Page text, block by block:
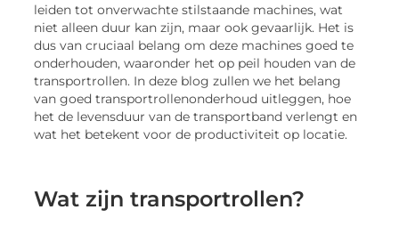
leiden tot onverwachte stilstaande machines, wat
niet alleen duur kan zijn, maar ook gevaarlijk. Het is
dus van cruciaal belang om deze machines goed te
onderhouden, waaronder het op peil houden van de
transportrollen. In deze blog zullen we het belang
van goed transportrollenonderhoud uitleggen, hoe
het de levensduur van de transportband verlengt en
wat het betekent voor de productiviteit op locatie.
Wat zijn transportrollen?